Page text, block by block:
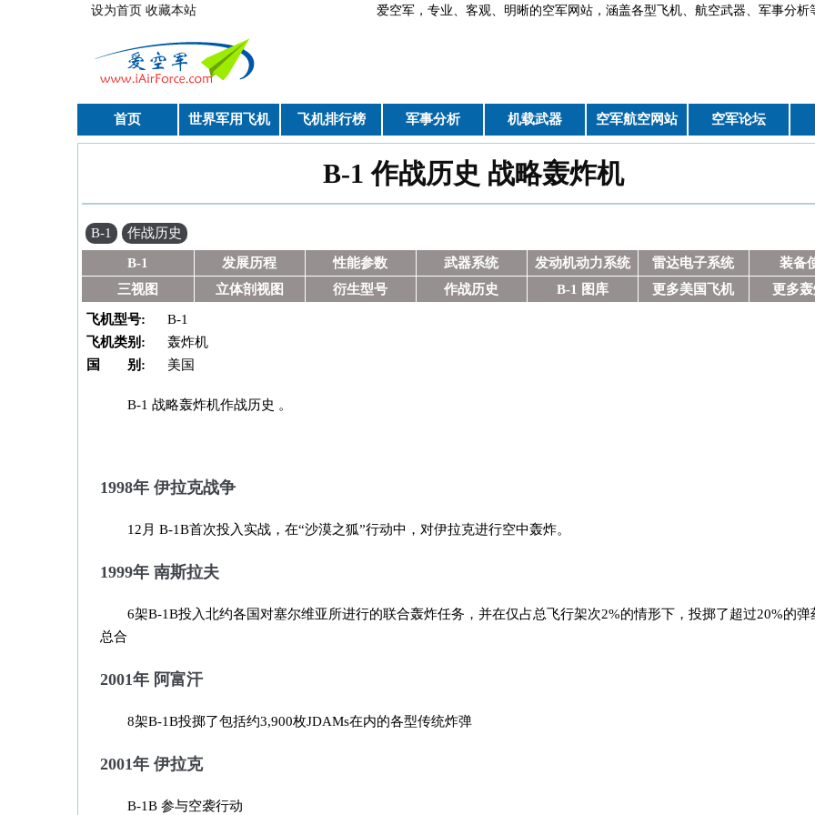
跳转到主要内容设为首页 收藏本站 爱空军，专业、客观、明晰的空军网站，涵盖各型飞机、航空武器、
首页 世界军用飞机 飞机排行榜 军事分析 机载武器 空军航空网站 空军论坛
B-1 作战历史 战略轰炸机
B-1 作战历史
B-1 发展历程 性能参数 武器系统 发动机动力系统 雷达电子系统
装备
三视图
立体剖视图 衍生型号 作战历史 B-1 图库 更多美国飞机 更多
飞机型号:
B-1
飞机类别:
轰炸机
国 别:
美国
B-1 战略轰炸机作战历史 。
1998年 伊拉克战争
12月 B-1B首次投入实战，在“沙漠之狐”行动中，对伊拉克进行空中轰炸。
1999年 南斯拉夫
6架B-1B投入北约各国对塞尔维亚所进行的联合轰炸任务，并在仅占总飞行架次2%的情形下，投掷了超过20%的弹
总合
2001年 阿富汗
8架B-1B投掷了包括约3,900枚JDAMs在内的各型传统炸弹
2001年 伊拉克
B-1B 参与空袭行动